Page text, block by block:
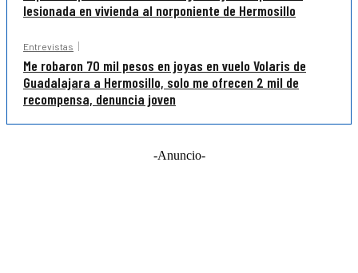
lesionada en vivienda al norponiente de Hermosillo
Entrevistas
Me robaron 70 mil pesos en joyas en vuelo Volaris de
Guadalajara a Hermosillo, solo me ofrecen 2 mil de
recompensa, denuncia joven
-Anuncio-